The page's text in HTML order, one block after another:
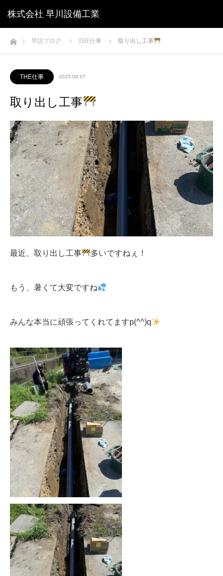
株式会社 早川設備工業
ホーム早設ブログ THE仕事 取り出し工事
THE仕事 2025.08.07
取り出し工事
最近、取り出し工事 多いですねぇ！
もう、暑くて大変ですね
みんな本当に頑張ってくれてますp(^^)q